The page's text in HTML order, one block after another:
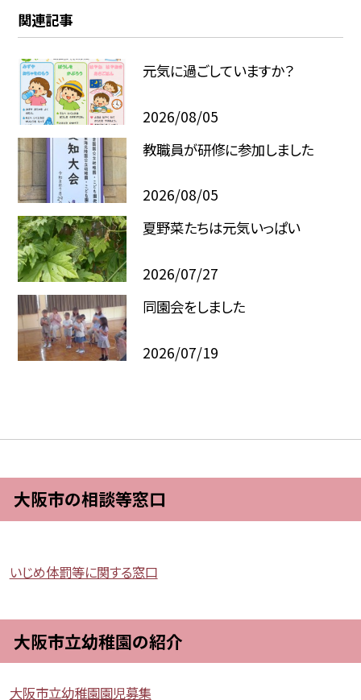
関連記事
元気に過ごしていますか？
2026/08/05
教職員が研修に参加しました
2026/08/05
夏野菜たちは元気いっぱい
2026/07/27
同園会をしました
2026/07/19
大阪市の相談等窓口
いじめ体罰等に関する窓口
大阪市立幼稚園の紹介
大阪市立幼稚園園児募集